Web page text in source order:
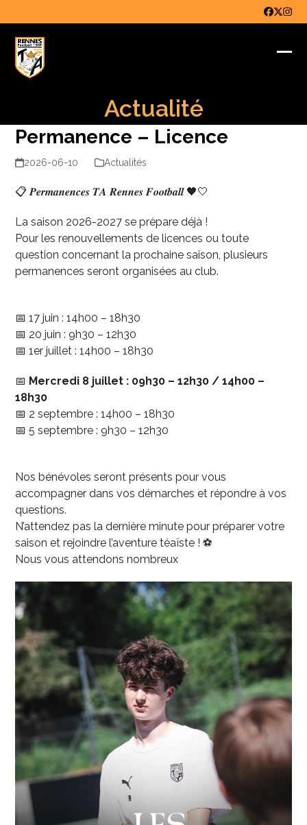
to
content
Twitter
Actualité
Permanence – Licence
2026-06-10 Actualités
📋 𝑷𝒆𝒓𝒎𝒂𝒏𝒆𝒏𝒄𝒆𝒔 𝑻𝑨 𝑹𝒆𝒏𝒏𝒆𝒔 𝑭𝒐𝒐𝒕𝒃𝒂𝒍𝒍 🖤🤍
La saison 2026-2027 se prépare déjà !
Pour les renouvellements de licences ou toute
question concernant la prochaine saison, plusieurs
permanences seront organisées au club.
📅 17 juin : 14h00 – 18h30
📅 20 juin : 9h30 – 12h30
📅 1er juillet : 14h00 – 18h30
📅 Mercredi 8 juillet : 09h30 – 12h30 / 14h00 –
18h30
📅 2 septembre : 14h00 – 18h30
📅 5 septembre : 9h30 – 12h30
Nos bénévoles seront présents pour vous
accompagner dans vos démarches et répondre à vos
questions.
N’attendez pas la dernière minute pour préparer votre
saison et rejoindre l’aventure téaïste ! ⚽
Nous vous attendons nombreux